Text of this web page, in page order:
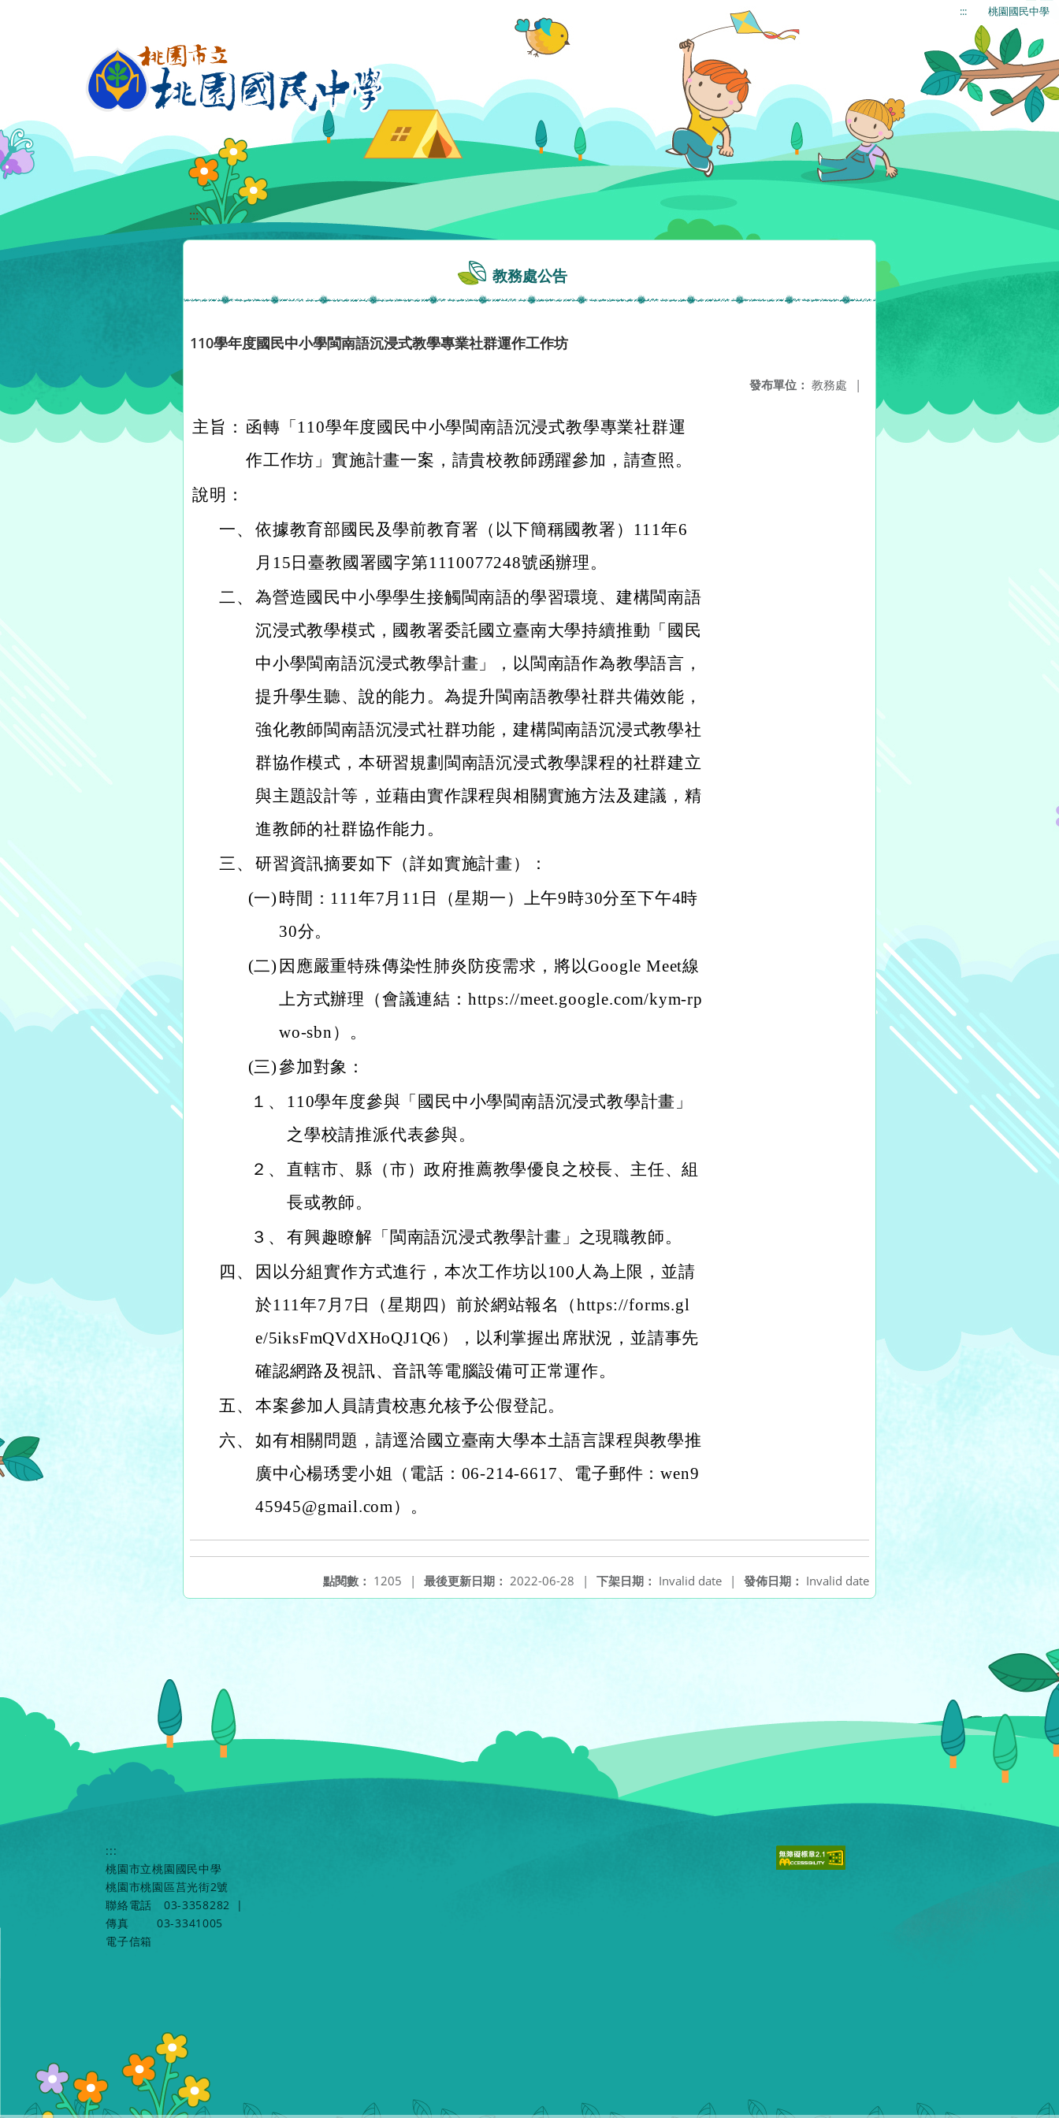
::: 桃園國民中學
:::
教務處公告
110學年度國民中小學閩南語沉浸式教學專業社群運作工作坊
發布單位： 教務處 |
主旨： 函轉「110學年度國民中小學閩南語沉浸式教學專業社群運
作工作坊」實施計畫一案，請貴校教師踴躍參加，請查照。
說明：
一、 依據教育部國民及學前教育署（以下簡稱國教署）111年6
月15日臺教國署國字第1110077248號函辦理。
二、 為營造國民中小學學生接觸閩南語的學習環境、建構閩南語
沉浸式教學模式，國教署委託國立臺南大學持續推動「國民
中小學閩南語沉浸式教學計畫」，以閩南語作為教學語言，
提升學生聽、說的能力。為提升閩南語教學社群共備效能，
強化教師閩南語沉浸式社群功能，建構閩南語沉浸式教學社
群協作模式，本研習規劃閩南語沉浸式教學課程的社群建立
與主題設計等，並藉由實作課程與相關實施方法及建議，精
進教師的社群協作能力。
三、 研習資訊摘要如下（詳如實施計畫）：
(一) 時間：111年7月11日（星期一）上午9時30分至下午4時
30分。
(二) 因應嚴重特殊傳染性肺炎防疫需求，將以Google Meet線
上方式辦理（會議連結：https://meet.google.com/kym-rp
wo-sbn）。
(三)參加對象：
１、
110學年度參與「國民中小學閩南語沉浸式教學計畫」
之學校請推派代表參與。
２、
直轄市、縣（市）政府推薦教學優良之校長、主任、組
長或教師。
３、 有興趣瞭解「閩南語沉浸式教學計畫」之現職教師。
四、
因以分組實作方式進行，本次工作坊以100人為上限，並請
於111年7月7日（星期四）前於網站報名（https://forms.gl
e/5iksFmQVdXHoQJ1Q6），以利掌握出席狀況，並請事先
確認網路及視訊、音訊等電腦設備可正常運作。
五、 本案參加人員請貴校惠允核予公假登記。
六、 如有相關問題，請逕洽國立臺南大學本土語言課程與教學推
廣中心楊琇雯小姐（電話：06-214-6617、電子郵件：wen9
45945@gmail.com）。
發佈日期： Invalid date
下架日期： Invalid date |
最後更新日期： 2022-06-28 |
點閱數： 1205 |
:::
桃園市立桃園國民中學
桃園市桃園區莒光街2號
聯絡電話
03-3358282
|
傳真
03-3341005
電子信箱